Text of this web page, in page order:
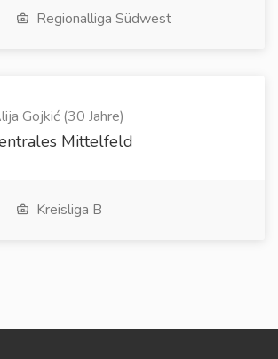
Regionalliga Südwest
Gojkić (30 Jahre)
Mittelfeld
Kreisliga B